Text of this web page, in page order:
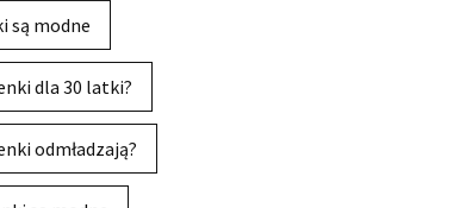
są modne
dla 30 latki?
odmładzają?